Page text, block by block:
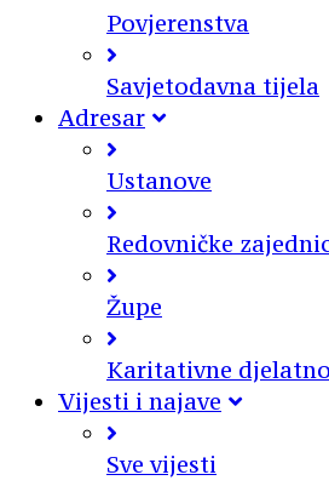
Povjerenstva
Savjetodavna tijela
Adresar
Ustanove
Redovničke
Župe
Karitativne
Vijesti i najave
Sve vijesti